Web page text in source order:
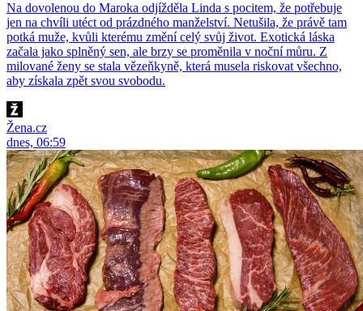
Na dovolenou do Maroka odjížděla Linda s pocitem, že potřebuje
jen na chvíli utéct od prázdného manželství. Netušila, že právě tam
potká muže, kvůli kterému změní celý svůj život. Exotická láska
začala jako splněný sen, ale brzy se proměnila v noční můru. Z
milované ženy se stala vězeňkyně, která musela riskovat všechno,
aby získala zpět svou svobodu.
Žena.cz
dnes, 06:59